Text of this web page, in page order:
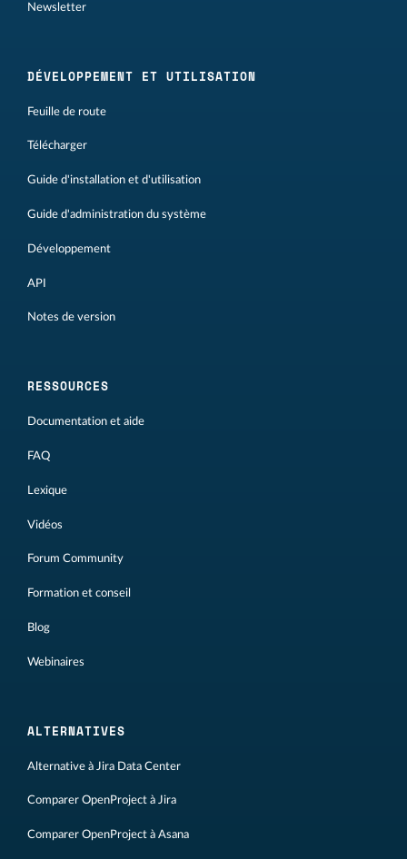
Newsletter
DÉVELOPPEMENT ET UTILISATION
Feuille de route
Télécharger
Guide d'installation et d'utilisation
Guide d'administration du système
Développement
API
Notes de version
RESSOURCES
Documentation et aide
FAQ
Lexique
Vidéos
Forum Community
Formation et conseil
Blog
Webinaires
ALTERNATIVES
Alternative à Jira Data Center
Comparer OpenProject à Jira
Comparer OpenProject à Asana